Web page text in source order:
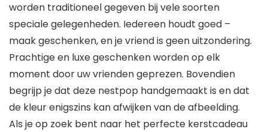
worden traditioneel gegeven bij vele soorten
speciale gelegenheden. Iedereen houdt goed –
maak geschenken, en je vriend is geen uitzondering.
Prachtige en luxe geschenken worden op elk
moment door uw vrienden geprezen. Bovendien
begrijp je dat deze nestpop handgemaakt is en dat
de kleur enigszins kan afwijken van de afbeelding.
Als je op zoek bent naar het perfecte kerstcadeau